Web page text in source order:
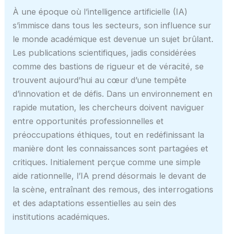
À une époque où l’intelligence artificielle (IA)
s’immisce dans tous les secteurs, son influence sur
le monde académique est devenue un sujet brûlant.
Les publications scientifiques, jadis considérées
comme des bastions de rigueur et de véracité, se
trouvent aujourd’hui au cœur d’une tempête
d’innovation et de défis. Dans un environnement en
rapide mutation, les chercheurs doivent naviguer
entre opportunités professionnelles et
préoccupations éthiques, tout en redéfinissant la
manière dont les connaissances sont partagées et
critiques. Initialement perçue comme une simple
aide rationnelle, l’IA prend désormais le devant de
la scène, entraînant des remous, des interrogations
et des adaptations essentielles au sein des
institutions académiques.